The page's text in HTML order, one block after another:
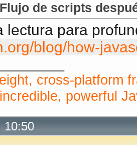
de scripts
lectura para
blog/how-
cross-platform
powerful
10:50